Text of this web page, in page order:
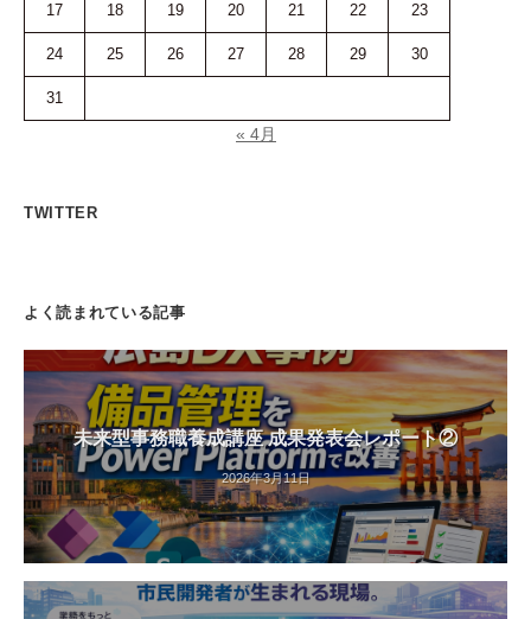
17 18 19 20 21 22 23
24 25 26 27 28 29 30
31
« 4月
TWITTER
よく読まれている記事
未来型事務職養成講座 成果発表会レポート②
2026年3月11日